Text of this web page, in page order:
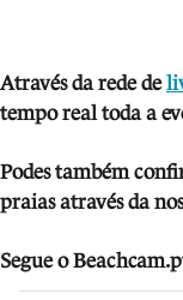
Através da rede de
tempo real toda a
Podes também
praias através da
Segue o